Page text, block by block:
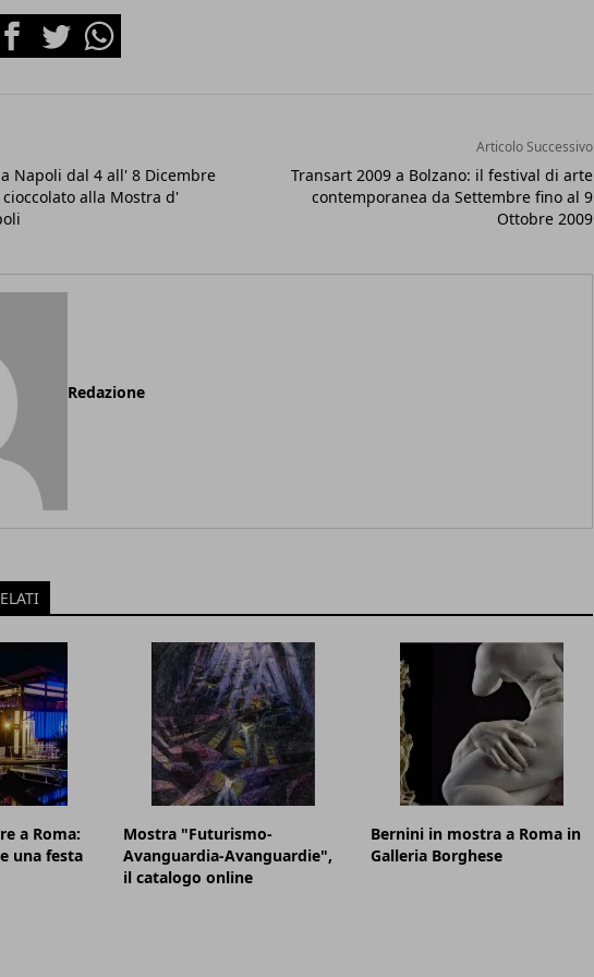
FacebookTwitterWhatsapp
Napoli dal 4 all' 8 Dicembre
alla Mostra d'
Articolo Successivo
Transart 2009 a Bolzano: il festival di arte
contemporanea da Settembre fino al 9
Ottobre 2009
Redazione
a Roma:
una festa
Mostra "Futurismo-
Avanguardia-Avanguardie",
il catalogo online
Bernini in mostra a Roma in
Galleria Borghese